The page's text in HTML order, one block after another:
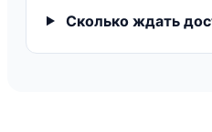
Сколько ждать